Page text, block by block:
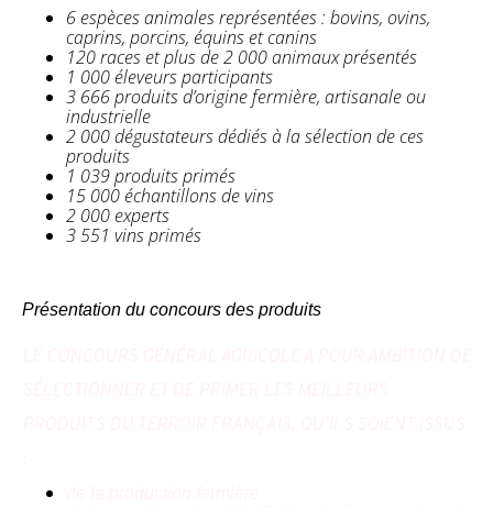
6 espèces animales représentées : bovins, ovins,
caprins, porcins, équins et canins
120 races et plus de 2 000 animaux présentés
1 000 éleveurs participants
3 666 produits d’origine fermière, artisanale ou
industrielle
2 000 dégustateurs dédiés à la sélection de ces
produits
1 039 produits primés
15 000 échantillons de vins
2 000 experts
3 551 vins primés
Présentation du concours des produits